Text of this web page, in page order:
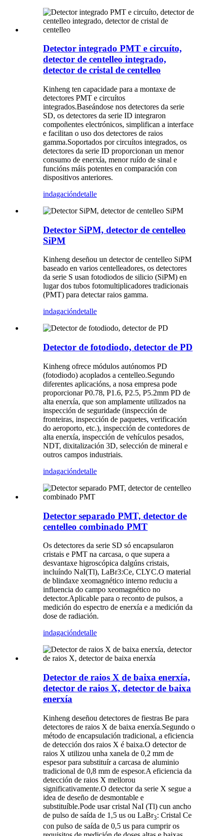
Detector integrado PMT e circuíto,
detector de centelleo integrado,
detector de cristal de centelleo
Kinheng ten capacidade para a montaxe de
detectores PMT e circuítos
integrados.Baseándose nos detectores da serie
SD, os detectores da serie ID integraron
compoñentes electrónicos, simplifican a interface
e facilitan o uso dos detectores de raios
gamma.Soportados por circuítos integrados, os
detectores da serie ID proporcionan un menor
consumo de enerxía, menor ruído de sinal e
funcións máis potentes en comparación con
dispositivos anteriores.
indagacióndetalle
Detector SiPM, detector de centelleo
SiPM
Kinheng deseñou un detector de centelleo SiPM
baseado en varios centelleadores, os detectores
da serie S usan fotodiodos de silicio (SiPM) en
lugar dos tubos fotomultiplicadores tradicionais
(PMT) para detectar raios gamma.
indagacióndetalle
Detector de fotodiodo, detector de PD
Kinheng ofrece módulos autónomos PD
(fotodiodo) acoplados a centelleo.Segundo
diferentes aplicacións, a nosa empresa pode
proporcionar P0.78, P1.6, P2.5, P5.2mm PD de
alta enerxía, que son amplamente utilizados na
inspección de seguridade (inspección de
fronteiras, inspección de paquetes, verificación
do aeroporto, etc.), inspección de contedores de
alta enerxía, inspección de vehículos pesados,
NDT, dixitalización 3D, selección de mineral e
outros campos industriais.
indagacióndetalle
Detector separado PMT, detector de
centelleo combinado PMT
Os detectores da serie SD só encapsularon
cristais e PMT na carcasa, o que supera a
desvantaxe higroscópica dalgúns cristais,
incluíndo NaI(Tl), LaBr3:Ce, CLYC.O material
de blindaxe xeomagnético interno reduciu a
influencia do campo xeomagnético no
detector.Aplicable para o reconto de pulsos, a
medición do espectro de enerxía e a medición da
dose de radiación.
indagacióndetalle
Detector de raios X de baixa enerxía,
detector de raios X, detector de baixa
enerxía
Kinheng deseñou detectores de fiestras Be para
detectores de raios X de baixa enerxía.Segundo o
método de encapsulación tradicional, a eficiencia
de detección dos raios X é baixa.O detector de
raios X utilizou unha xanela de 0,2 mm de
espesor para substituír a carcasa de aluminio
tradicional de 0,8 mm de espesor.A eficiencia da
detección de raios X mellorou
significativamente.O detector da serie X segue a
idea de deseño de desmontable e
substituíble.Pode usar cristal NaI (Tl) cun ancho
de pulso de saída de 1,5 us ou LaBr3: Cristal Ce
con pulso de saída de 0,5 us para cumprir os